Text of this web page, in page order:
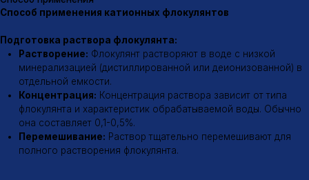
Флокулятор:После введения флокулянта вода поступает в
флокулятор – специальное устройство, в котором создаются
В флокуляторе происходит медленное
перемешивание воды для обеспечения контакта частиц
загрязнений с молекулами флокулянта.
Осаждение:Образовавшиеся флокулы оседают на дно
Для получения более подробной информации о применении
катионных флокулянтов рекомендуем обратиться к нашим
специалистам в области водоподготовки
Эффективность флокуляции
Факторы, влияющие на эффективность флокуляции
Тип флокулянта: Выбор типа флокулянта зависит от